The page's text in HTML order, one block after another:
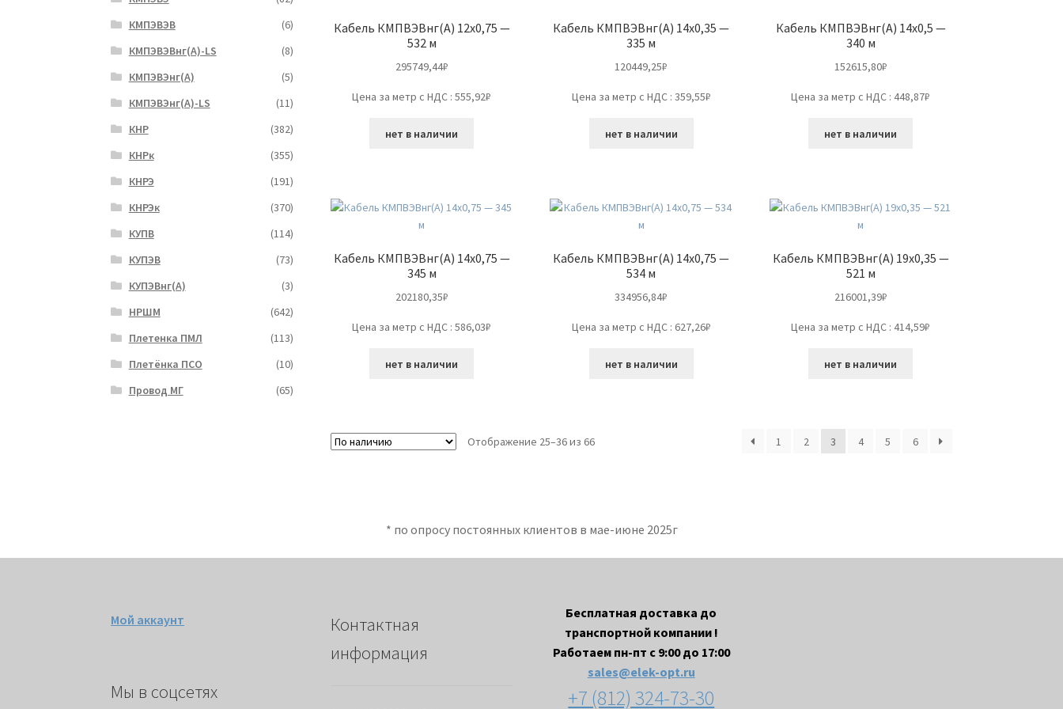
Кабель КМПВЭВнг(А) 12х0,75 —
532 м
295749,44₽
Цена за метр с НДС : 555,92₽
нет в наличии
Кабель КМПВЭВнг(А) 14х0,35 —
335 м
120449,25₽
Цена за метр с НДС : 359,55₽
нет в наличии
Кабель КМПВЭВнг(А) 14х0,5 —
340 м
152615,80₽
Цена за метр с НДС : 448,87₽
нет в наличии
Кабель КМПВЭВнг(А) 14х0,75 —
345 м
202180,35₽
Цена за метр с НДС : 586,03₽
нет в наличии
Кабель КМПВЭВнг(А) 14х0,75 —
534 м
334956,84₽
Цена за метр с НДС : 627,26₽
нет в наличии
Кабель КМПВЭВнг(А) 19х0,35 —
521 м
216001,39₽
Цена за метр с НДС : 414,59₽
нет в наличии
Отображение 25–36 из 66 1 2 3 4 5 6
КМПЭВЭВ
(6)
КМПЭВЭВнг(А)-LS
(8)
КМПЭВЭнг(А)
(5)
КМПЭВЭнг(А)-LS
(11)
КНР
(382)
КНРк
(355)
КНРЭ
(191)
КНРЭк
(370)
КУПВ
(114)
КУПЭВ
(73)
КУПЭВнг(А)
(3)
НРШМ
(642)
Плетенка ПМЛ
(113)
Плетёнка ПСО
(10)
Провод МГ
(65)
* по опросу постоянных клиентов в мае-июне 2025г
Мой аккаунт
Мы в соцсетях
Контактная
информация
Бесплатная доставка до
транспортной компании !
Работаем пн-пт с 9:00 до 17:00
sales@elek-opt.ru
+7 (812) 324-73-30